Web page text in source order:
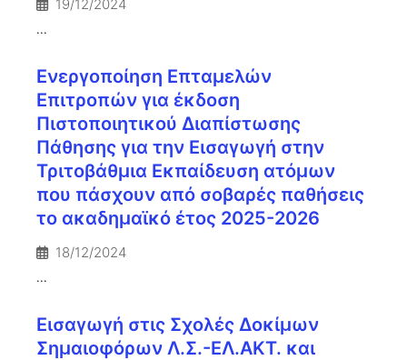
19/12/2024
...
Ενεργοποίηση Επταμελών
Επιτροπών για έκδοση
Πιστοποιητικού Διαπίστωσης
Πάθησης για την Εισαγωγή στην
Τριτοβάθμια Εκπαίδευση ατόμων
που πάσχουν από σοβαρές παθήσεις
το ακαδημαϊκό έτος 2025-2026
18/12/2024
...
Εισαγωγή στις Σχολές Δοκίμων
Σημαιοφόρων Λ.Σ.-ΕΛ.ΑΚΤ. και